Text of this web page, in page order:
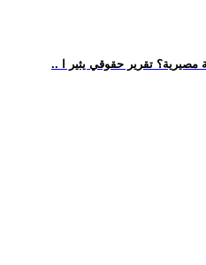
تقرير حقوقي يثير ا